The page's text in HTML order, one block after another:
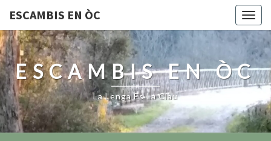
ESCAMBIS EN ÒC
ESCAMBIS EN ÒC
La Lenga Es La Clau